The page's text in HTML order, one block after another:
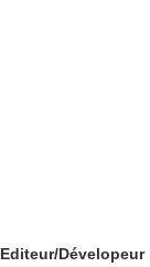
Editeur/Dévelopeur